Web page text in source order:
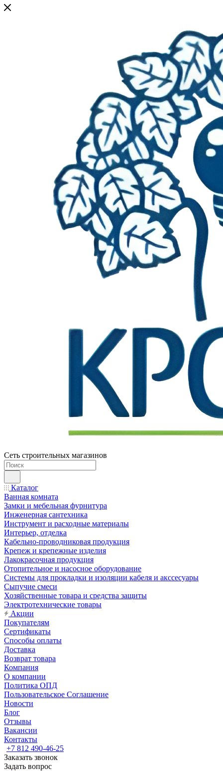
Сеть строительных магазинов
Каталог
Ванная комната
Замки и мебельная фурнитура
Инженерная сантехника
Инструмент и расходные материалы
Интерьер, отделка
Кабельно-проводниковая продукция
Крепеж и крепежные изделия
Лакокрасочная продукция
Отопительное и насосное оборудование
Системы для прокладки и изоляции кабеля и акссесуары
Сыпучие смеси
Хозяйственные товара и средства защиты
Электротехнические товары
Акции
Покупателям
Сертификаты
Способы оплаты
Доставка
Возврат товара
Компания
О компании
Политика ОПД
Пользовательское Соглашение
Новости
Блог
Отзывы
Вакансии
Контакты
+7 812 490-46-25
Заказать звонок
Задать вопрос